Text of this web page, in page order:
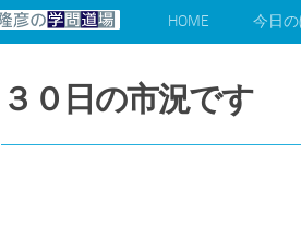
HOME 今日の
３０日の市況です